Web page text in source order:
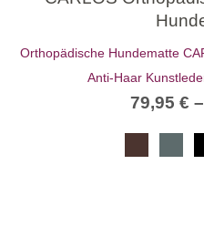
Orthopädische Hundematte
Anti-Haar
79,95 € –